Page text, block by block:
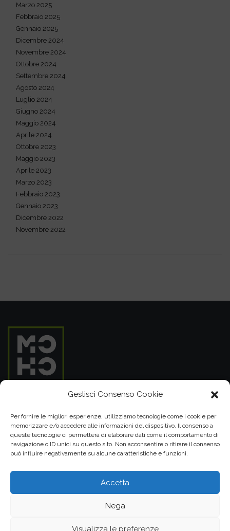
Gestisci Consenso Cookie
Per fornire le migliori esperienze, utilizziamo tecnologie come i cookie per
memorizzare e/o accedere alle informazioni del dispositivo. Il consenso a
queste tecnologie ci permetterà di elaborare dati come il comportamento di
navigazione o ID unici su questo sito. Non acconsentire o ritirare il consenso
può influire negativamente su alcune caratteristiche e funzioni.
Accetta
Nega
Visualizza le preferenze
Marzo 2025
Febbraio 2025
Gennaio 2025
Dicembre 2024
Novembre 2024
Ottobre 2024
Settembre 2024
Agosto 2024
Luglio 2024
Giugno 2024
Maggio 2024
Aprile 2024
Ottobre 2023
Maggio 2023
Aprile 2023
Marzo 2023
Febbraio 2023
Gennaio 2023
Dicembre 2022
Novembre 2022
MOHO SRL
Cap. Soc. € 15.000,00 i.v.